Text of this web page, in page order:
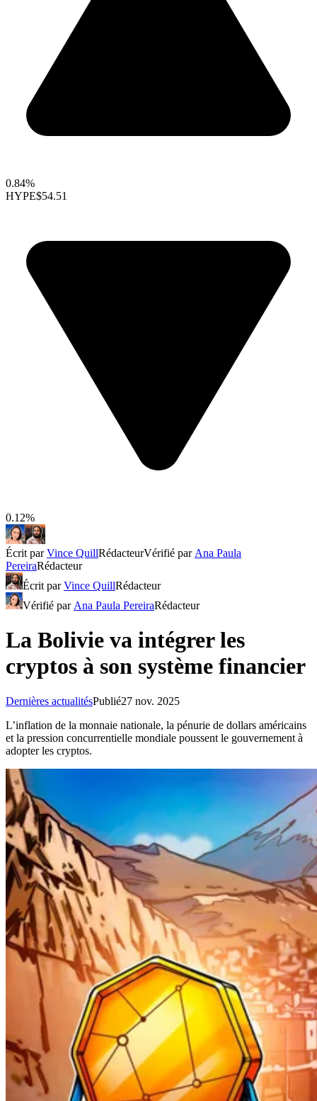
0.84%
HYPE$54.51
0.12%
Écrit parVince QuillRédacteurVérifié par Ana Paula
PereiraRédacteur
Écrit parVince QuillRédacteur
Vérifié par Ana Paula PereiraRédacteur
La Bolivie va intégrer les
cryptos à son système financier
Dernières actualitésPublié27 nov. 2025
L’inflation de la monnaie nationale, la pénurie de dollars américains
et la pression concurrentielle mondiale poussent le gouvernement à
adopter les cryptos.